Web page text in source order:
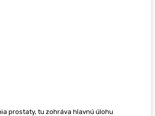
prostaty, tu zohráva hlavnú úlohu